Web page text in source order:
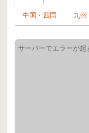
中国・四国 九州